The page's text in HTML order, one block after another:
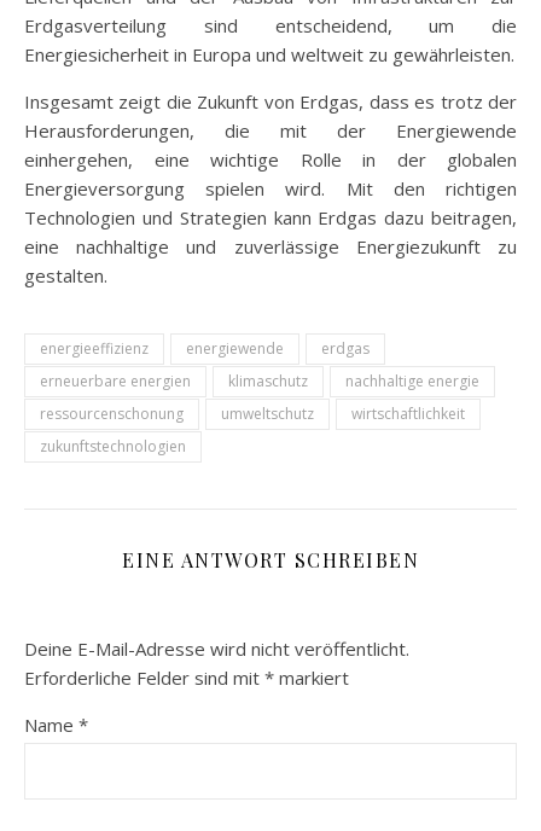
Erdgasverteilung sind entscheidend, um die
Energiesicherheit in Europa und weltweit zu gewährleisten.
Insgesamt zeigt die Zukunft von Erdgas, dass es trotz der
Herausforderungen, die mit der Energiewende
einhergehen, eine wichtige Rolle in der globalen
Energieversorgung spielen wird. Mit den richtigen
Technologien und Strategien kann Erdgas dazu beitragen,
eine nachhaltige und zuverlässige Energiezukunft zu
gestalten.
energieeffizienz energiewende
erdgas
erneuerbare energien
klimaschutz
nachhaltige energie
ressourcenschonung
umweltschutz
wirtschaftlichkeit
zukunftstechnologien
EINE ANTWORT SCHREIBEN
Deine E-Mail-Adresse wird nicht veröffentlicht.
Erforderliche Felder sind mit * markiert
Name *